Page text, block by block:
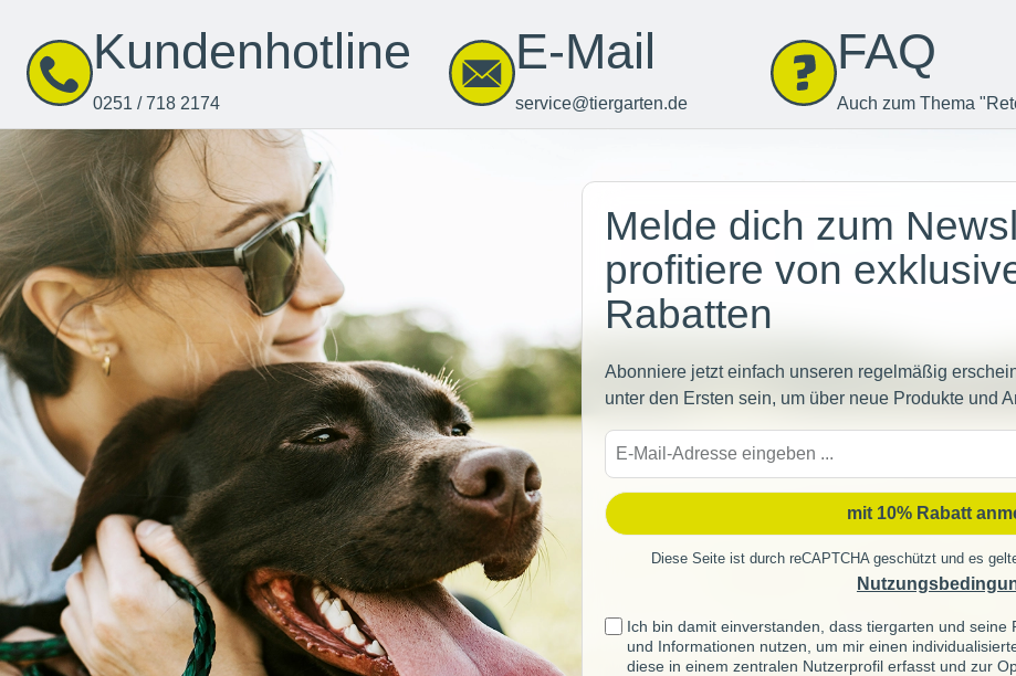
Kundenhotline
0251 / 718 2174
E-Mail
service@tiergarten.de
FAQ
Auch zum Thema
Melde dich zum
profitiere von
Rabatten
Abonniere jetzt einfach unseren regelmäßig
unter den Ersten sein, um über neue Produkte und
Adresse
mit 10% Rabatt
Diese Seite ist durch reCAPTCHA geschützt und es
Ich bin damit einverstanden, dass tiergarten und
und Informationen nutzen, um mir einen
diese in einem zentralen Nutzerprofil erfasst und zur